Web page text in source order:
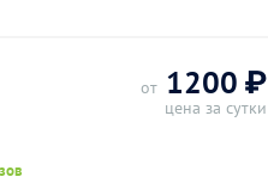
от 1200 ₽
цена за сутки